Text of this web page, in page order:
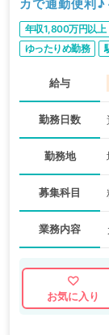
カで通勤便利
不問／常勤）
年収1,800万円以上
ゆったりめ勤務
給与
勤務日数
勤務地
募集科目
業務内容
お気に入り